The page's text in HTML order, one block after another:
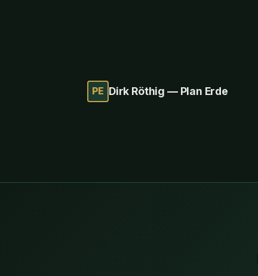
PE Dirk Röthig — Plan Erde